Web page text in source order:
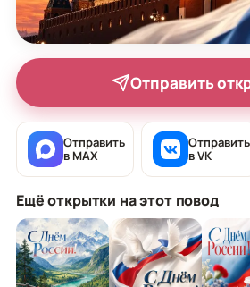
Отправить
Отправить
в MAX
Отправить
в VK
Ещё открытки на этот повод